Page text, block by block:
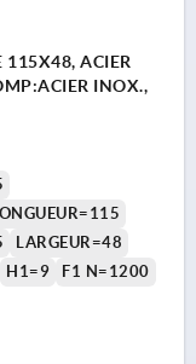
115X48, ACIER
LARGEUR=48
H1=9
F1 N=1200